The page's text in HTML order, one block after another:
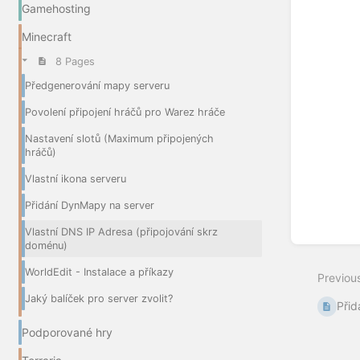
Gamehosting
Minecraft
8 Pages
Předgenerování mapy serveru
Povolení připojení hráčů pro Warez hráče
Nastavení slotů (Maximum připojených
hráčů)
Vlastní ikona serveru
Přidání DynMapy na server
Vlastní DNS IP Adresa (připojování skrz
doménu)
WorldEdit - Instalace a příkazy
Jaký balíček pro server zvolit?
Podporované hry